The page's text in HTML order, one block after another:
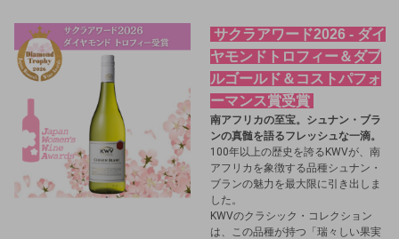
サクラアワード2026 - ダイ
ヤモンドトロフィー＆ダブ
ルゴールド＆コストパフォ
ーマンス賞受賞
南アフリカの至宝。シュナン・ブラ
ンの真髄を語るフレッシュな一滴。
100年以上の歴史を誇るKWVが、南
アフリカを象徴する品種シュナン・
ブランの魅力を最大限に引き出しま
した。
KWVのクラシック・コレクション
は、この品種が持つ「瑞々しい果実